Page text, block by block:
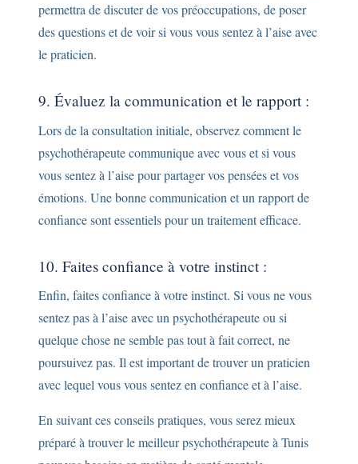
permettra de discuter de vos préoccupations, de poser
des questions et de voir si vous vous sentez à l’aise avec
le praticien.
9. Évaluez la communication et le rapport :
Lors de la consultation initiale, observez comment le
psychothérapeute communique avec vous et si vous
vous sentez à l’aise pour partager vos pensées et vos
émotions. Une bonne communication et un rapport de
confiance sont essentiels pour un traitement efficace.
10. Faites confiance à votre instinct :
Enfin, faites confiance à votre instinct. Si vous ne vous
sentez pas à l’aise avec un psychothérapeute ou si
quelque chose ne semble pas tout à fait correct, ne
poursuivez pas. Il est important de trouver un praticien
avec lequel vous vous sentez en confiance et à l’aise.
En suivant ces conseils pratiques, vous serez mieux
préparé à trouver le meilleur psychothérapeute à Tunis